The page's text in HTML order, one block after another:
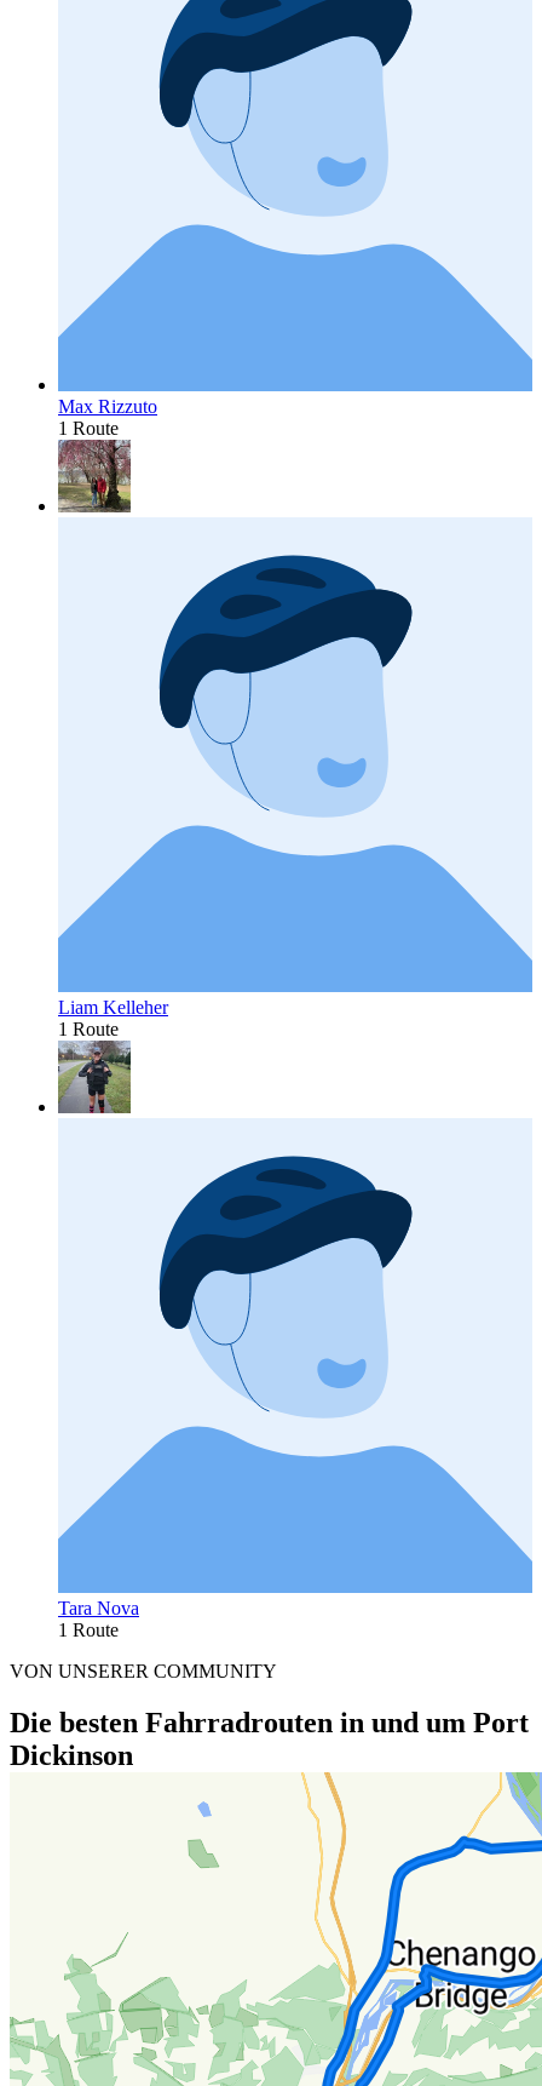
Max Rizzuto
1 Route
Liam Kelleher
1 Route
Tara Nova
1 Route
VON UNSERER COMMUNITY
Die besten Fahrradrouten in und um Port
Dickinson